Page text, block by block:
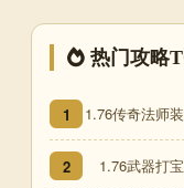
热门攻略
1 1.76传奇法师
2 1.76武器打